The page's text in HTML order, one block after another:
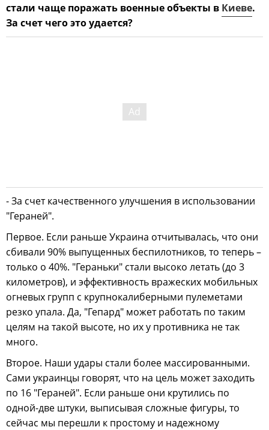
стали чаще поражать военные объекты в Киеве.
За счет чего это удается?
- За счет качественного улучшения в использовании
"Гераней".
Первое. Если раньше Украина отчитывалась, что они
сбивали 90% выпущенных беспилотников, то теперь –
только о 40%. "Гераньки" стали высоко летать (до 3
километров), и эффективность вражеских мобильных
огневых групп с крупнокалиберными пулеметами
резко упала. Да, "Гепард" может работать по таким
целям на такой высоте, но их у противника не так
много.
Второе. Наши удары стали более массированными.
Сами украинцы говорят, что на цель может заходить
по 16 "Гераней". Если раньше они крутились по
одной-две штуки, выписывая сложные фигуры, то
сейчас мы перешли к простому и надежному